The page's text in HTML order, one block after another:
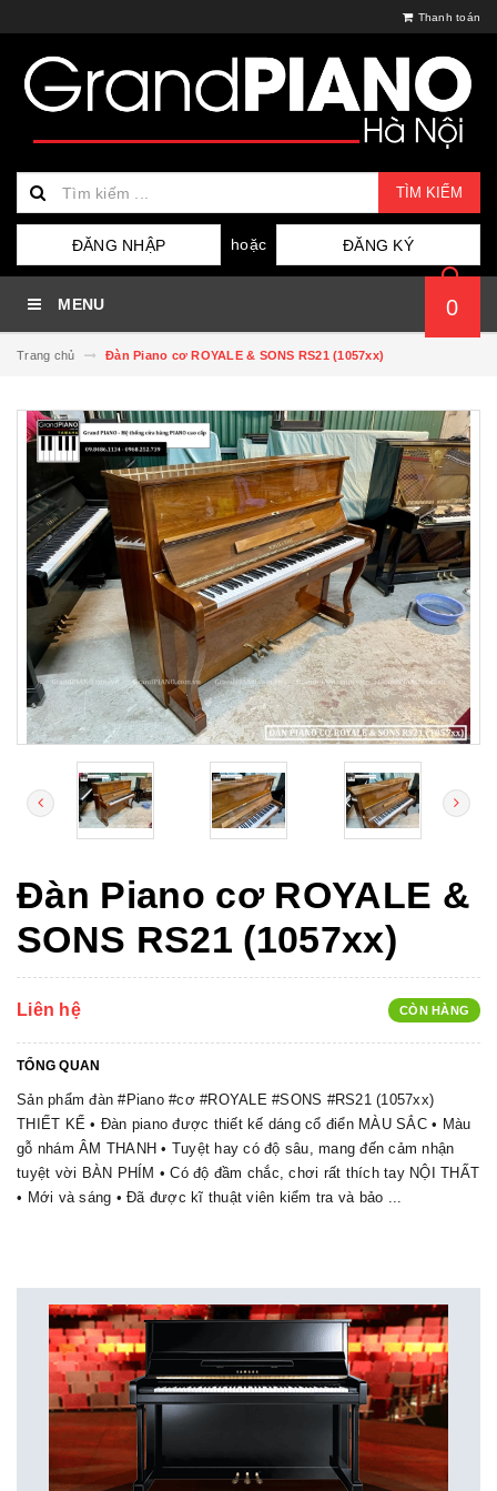
Thanh toán
TÌM KIẾM
ĐĂNG NHẬP hoặc ĐĂNG KÝ
MENU 0
Trang chủ Đàn Piano cơ ROYALE & SONS RS21 (1057xx)
Đàn Piano cơ ROYALE &
SONS RS21 (1057xx)
Liên hệ CÒN HÀNG
TỔNG QUAN
Sản phẩm đàn #Piano #cơ #ROYALE #SONS #RS21 (1057xx)
THIẾT KẾ • Đàn piano được thiết kế dáng cổ điển MÀU SẮC • Màu
gỗ nhám ÂM THANH • Tuyệt hay có độ sâu, mang đến cảm nhận
tuyệt vời BÀN PHÍM • Có độ đầm chắc, chơi rất thích tay NỘI THẤT
• Mới và sáng • Đã được kĩ thuật viên kiểm tra và bảo ...